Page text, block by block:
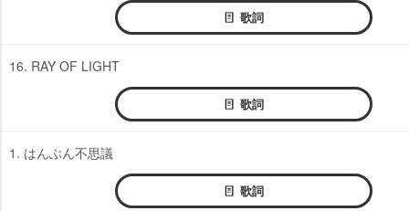
歌詞
16. RAY OF LIGHT
歌詞
1. はんぶん不思議
歌詞